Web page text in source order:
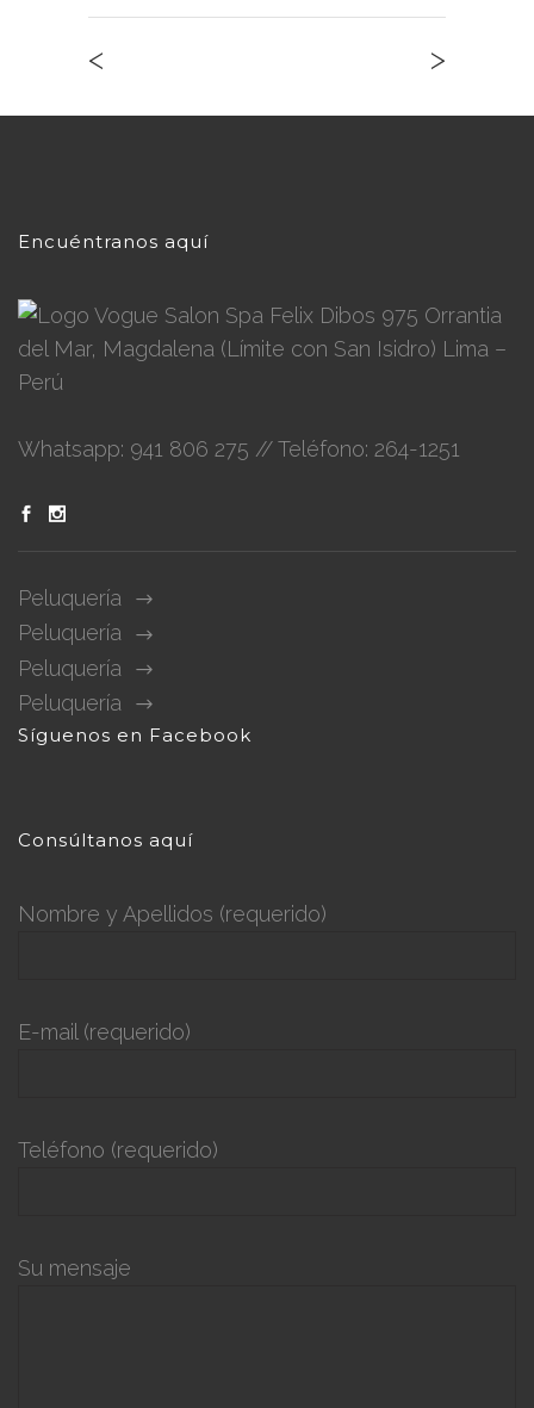
< >
Encuéntranos aquí
Felix Dibos 975 Orrantia
del Mar, Magdalena (Límite con San Isidro) Lima –
Perú
Whatsapp: 941 806 275 // Teléfono: 264-1251
Peluquería
Peluquería
Peluquería
Peluquería
Síguenos en Facebook
Consúltanos aquí
Nombre y Apellidos (requerido)
E-mail (requerido)
Teléfono (requerido)
Su mensaje